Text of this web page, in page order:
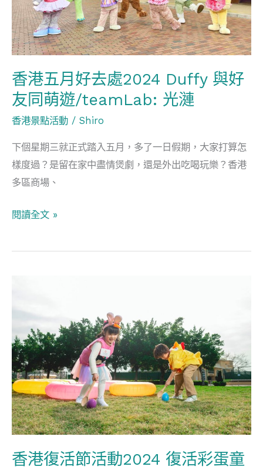
香港五月好去處2024 Duffy 與好
友同萌遊/teamLab: 光漣
香港景點活動 / Shiro
下個星期三就正式踏入五月，多了一日假期，大家打算怎
樣度過？是留在家中盡情煲劇，還是外出吃喝玩樂？香港
多區商場、
處
2024
Duffy
好
友
同
遊/teamLab:
光
漣
閱讀全文 »
香港復活節活動2024 復活彩蛋童
活
節
活
動
2024
復
彩